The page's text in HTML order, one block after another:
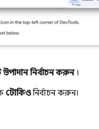
নির্বাচন করুন।
টোকিওনির্বাচন করুন।